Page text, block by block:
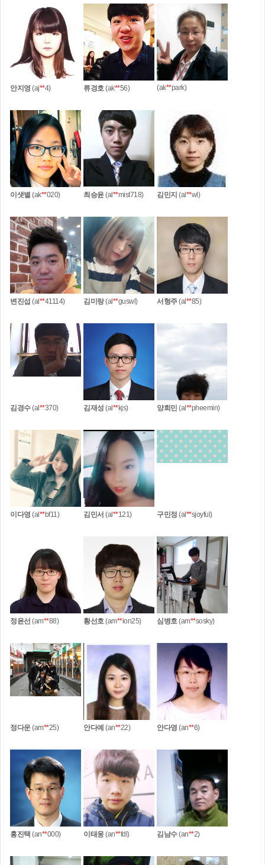
안지영 (aj**4) 류경호(ak**56) (ak**park)
이샛별 (ak**020) 최승윤(al**mist718) 김민지 (al**wl)
변진섭 (al**41114) 김미랑(al**guswl) 서형주(al**85)
김경수(al**370) 김재성 (al**kjs) 양희민 (al**pheemin)
이다영 (al**bf11) 김민서 (al**121) 구민정 (al**sjoyful)
정윤선 (am**88) 황선호(am**ion25) 심병호(am**sosky)
정다운(am**25) 안다예 (an**22) 안다영 (an**6)
홍진택 (an**000) 이태웅(an**fdl) 김남수(an**2)